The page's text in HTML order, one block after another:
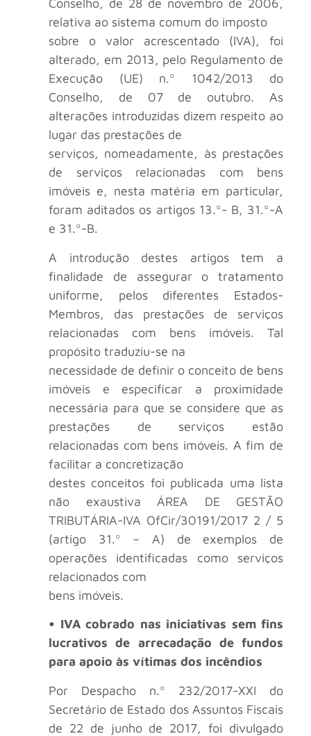
Conselho, de 28 de novembro de 2006,
relativa ao sistema comum do imposto
sobre o valor acrescentado (IVA), foi
alterado, em 2013, pelo Regulamento de
Execução (UE) n.º 1042/2013 do
Conselho, de 07 de outubro. As
alterações introduzidas dizem respeito ao
lugar das prestações de
serviços, nomeadamente, às prestações
de serviços relacionadas com bens
imóveis e, nesta matéria em particular,
foram aditados os artigos 13.º- B, 31.º-A
e 31.º-B.
A introdução destes artigos tem a
finalidade de assegurar o tratamento
uniforme, pelos diferentes Estados-
Membros, das prestações de serviços
relacionadas com bens imóveis. Tal
propósito traduziu-se na
necessidade de definir o conceito de bens
imóveis e especificar a proximidade
necessária para que se considere que as
prestações de serviços estão
relacionadas com bens imóveis. A fim de
facilitar a concretização
destes conceitos foi publicada uma lista
não exaustiva ÁREA DE GESTÃO
TRIBUTÁRIA-IVA OfCir/30191/2017 2 / 5
(artigo 31.º – A) de exemplos de
operações identificadas como serviços
relacionados com
bens imóveis.
• IVA cobrado nas iniciativas sem fins
lucrativos de arrecadação de fundos
para apoio às vítimas dos incêndios
Por Despacho n.º 232/2017-XXI do
Secretário de Estado dos Assuntos Fiscais
de 22 de junho de 2017, foi divulgado